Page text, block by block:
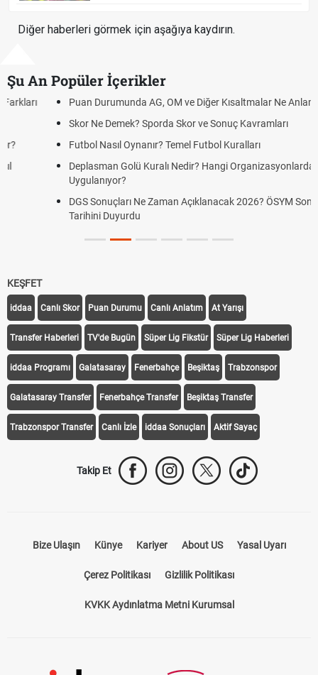
Diğer haberleri görmek için aşağıya kaydırın.
Şu An Popüler İçerikler
Puan Durumunda AG, OM ve Diğer Kısaltmalar Ne Anlama Gelir?
Skor Ne Demek? Sporda Skor ve Sonuç Kavramları
Futbol Nasıl Oynanır? Temel Futbol Kuralları
Deplasman Golü Kuralı Nedir? Hangi Organizasyonlarda
Uygulanıyor?
DGS Sonuçları Ne Zaman Açıklanacak 2026? ÖSYM Sonuç
Tarihini Duyurdu
KEŞFET
iddaa Canlı Skor Puan Durumu Canlı Anlatım At Yarışı
Transfer Haberleri TV'de Bugün Süper Lig Fikstür Süper Lig Haberleri
iddaa Programı Galatasaray Fenerbahçe Beşiktaş Trabzonspor
Galatasaray Transfer Fenerbahçe Transfer Beşiktaş Transfer
Trabzonspor Transfer Canlı İzle iddaa Sonuçları Aktif Sayaç
Takip Et
Bize Ulaşın Künye Kariyer About US Yasal Uyarı
Çerez Politikası Gizlilik Politikası
KVKK Aydınlatma Metni Kurumsal